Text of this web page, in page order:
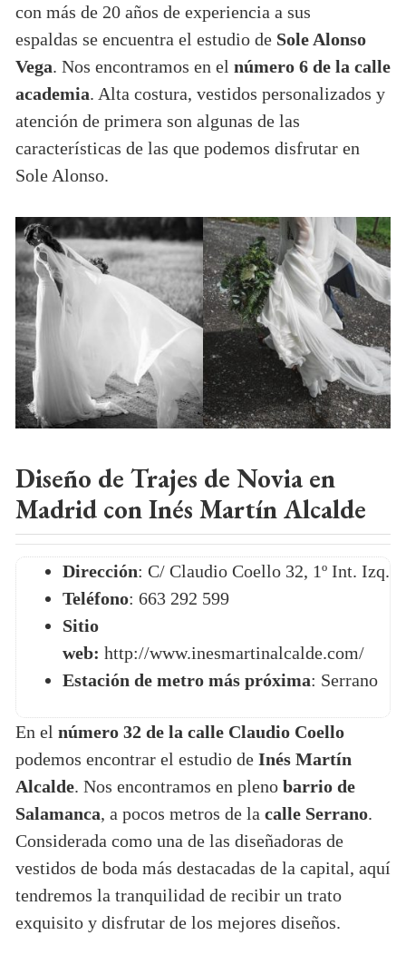
con más de 20 años de experiencia a sus
espaldas se encuentra el estudio de Sole Alonso
Vega. Nos encontramos en el número 6 de la calle
academia. Alta costura, vestidos personalizados y
atención de primera son algunas de las
características de las que podemos disfrutar en
Sole Alonso.
Diseño de Trajes de Novia en
Madrid con Inés Martín Alcalde
Dirección: C/ Claudio Coello 32, 1º Int. Izq.
Teléfono: 663 292 599
Sitio
web: http://www.inesmartinalcalde.com/
Estación de metro más próxima: Serrano
En el número 32 de la calle Claudio Coello
podemos encontrar el estudio de Inés Martín
Alcalde. Nos encontramos en pleno barrio de
Salamanca, a pocos metros de la calle Serrano.
Considerada como una de las diseñadoras de
vestidos de boda más destacadas de la capital, aquí
tendremos la tranquilidad de recibir un trato
exquisito y disfrutar de los mejores diseños.